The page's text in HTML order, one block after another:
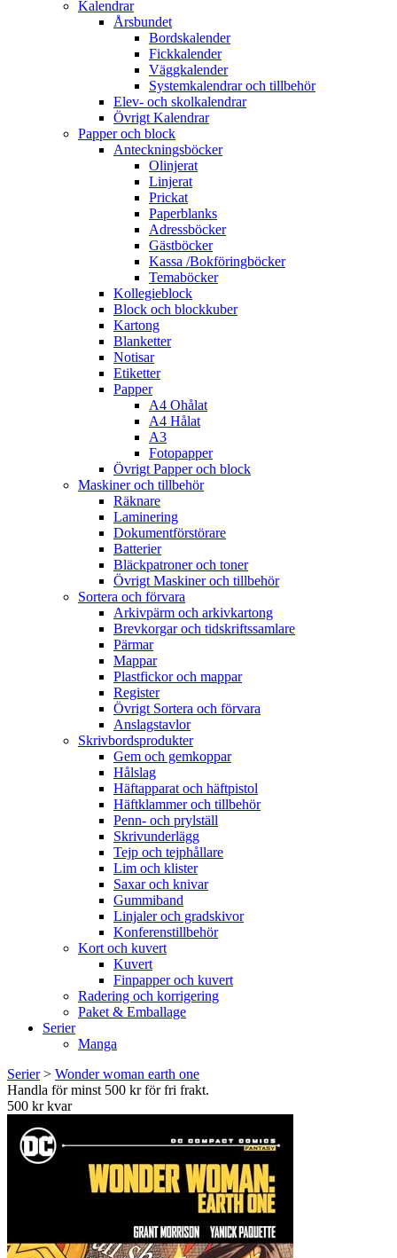
Kalendrar
Årsbundet
Bordskalender
Fickkalender
Väggkalender
Systemkalendrar och tillbehör
Elev- och skolkalendrar
Övrigt Kalendrar
Papper och block
Anteckningsböcker
Olinjerat
Linjerat
Prickat
Paperblanks
Adressböcker
Gästböcker
Kassa /Bokföringböcker
Temaböcker
Kollegieblock
Block och blockkuber
Kartong
Blanketter
Notisar
Etiketter
Papper
A4 Ohålat
A4 Hålat
A3
Fotopapper
Övrigt Papper och block
Maskiner och tillbehör
Räknare
Laminering
Dokumentförstörare
Batterier
Bläckpatroner och toner
Övrigt Maskiner och tillbehör
Sortera och förvara
Arkivpärm och arkivkartong
Brevkorgar och tidskriftssamlare
Pärmar
Mappar
Plastfickor och mappar
Register
Övrigt Sortera och förvara
Anslagstavlor
Skrivbordsprodukter
Gem och gemkoppar
Hålslag
Häftapparat och häftpistol
Häftklammer och tillbehör
Penn- och prylställ
Skrivunderlägg
Tejp och tejphållare
Lim och klister
Saxar och knivar
Gummiband
Linjaler och gradskivor
Konferenstillbehör
Kort och kuvert
Kuvert
Finpapper och kuvert
Radering och korrigering
Paket & Emballage
Serier
Manga
Serier> Wonder woman earth one
Handla för minst 500 kr för fri frakt.
500 kr kvar